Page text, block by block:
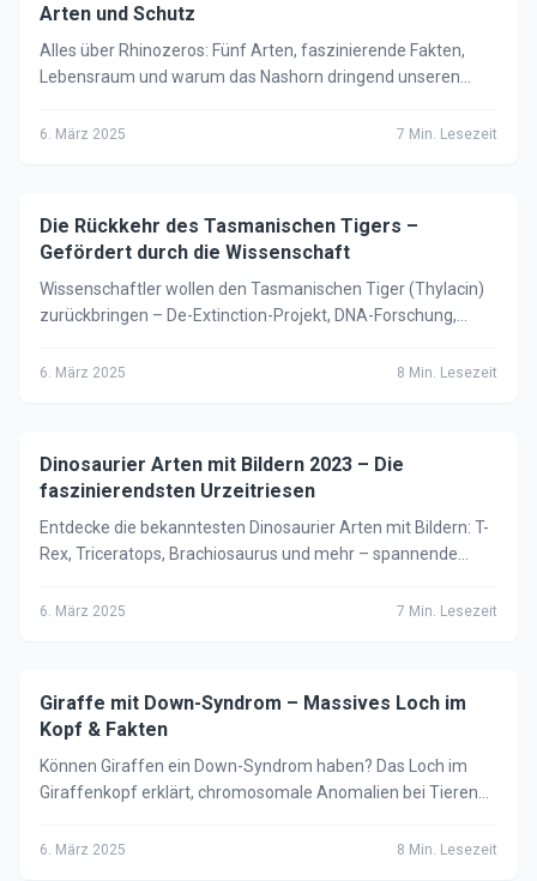
Arten und Schutz
Alles über Rhinozeros: Fünf Arten, faszinierende Fakten,
Lebensraum und warum das Nashorn dringend unseren
6. März 2025 7 Min. Lesezeit
🦁 Tiere
Die Rückkehr des Tasmanischen Tigers –
Gefördert durch die Wissenschaft
Wissenschaftler wollen den Tasmanischen Tiger (Thylacin)
zurückbringen – De-Extinction-Projekt, DNA-Forschung,
6. März 2025 8 Min. Lesezeit
🦁 Tiere
Dinosaurier Arten mit Bildern 2023 – Die
faszinierendsten Urzeitriesen
Entdecke die bekanntesten Dinosaurier Arten mit Bildern: T-
Rex, Triceratops, Brachiosaurus und mehr – spannende
6. März 2025 7 Min. Lesezeit
🦁 Tiere
Giraffe mit Down-Syndrom – Massives Loch im
Kopf & Fakten
Können Giraffen ein Down-Syndrom haben? Das Loch im
Giraffenkopf erklärt, chromosomale Anomalien bei Tieren
6. März 2025 8 Min. Lesezeit